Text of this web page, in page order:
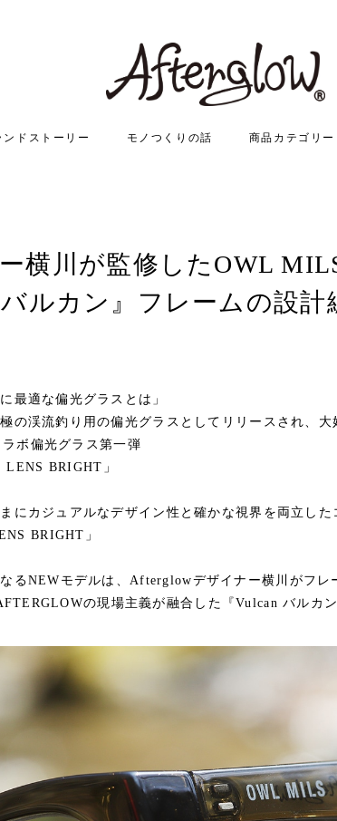
ンドストーリー モノつくりの話 商品カテゴリー
横川が監修したOWL
バルカン』フレームの設計
最適な偏光グラスとは」
の渓流釣り用の偏光グラスとしてリリースされ、大
ボ偏光グラス第一弾
LENS BRIGHT」
にカジュアルなデザイン性と確かな視界を両立した
BRIGHT」
るNEWモデルは、Afterglowデザイナー横川がフレ
の現場主義が融合した『Vulcan バルカン